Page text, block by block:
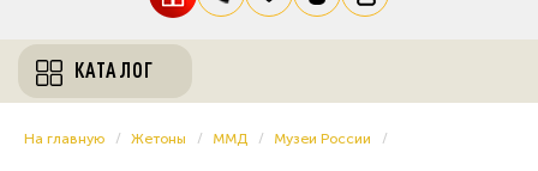
КАТАЛОГ
На главную Жетоны ММД Музеи России